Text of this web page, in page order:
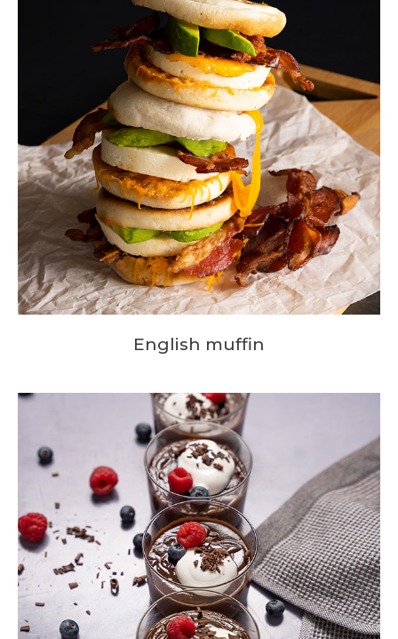
English muffin